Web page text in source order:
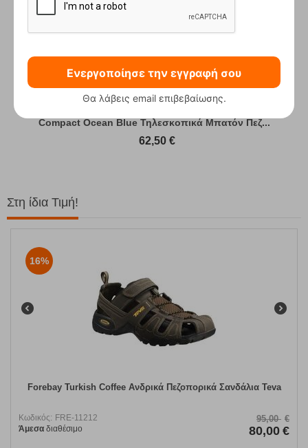
Compact Ocean Blue Τηλεσκοπικά Μπατόν Πεζ...
62,50 €
Στη ίδια Τιμή!
16%
Forebay Turkish Coffee Ανδρικά Πεζοπορικά Σανδάλια Teva
Κωδικός: FRE-11212
Άμεσα διαθέσιμο
95,00 €
80,00 €
Ενεργοποίησε την εγγραφή σου
Θα λάβεις email επιβεβαίωσης.